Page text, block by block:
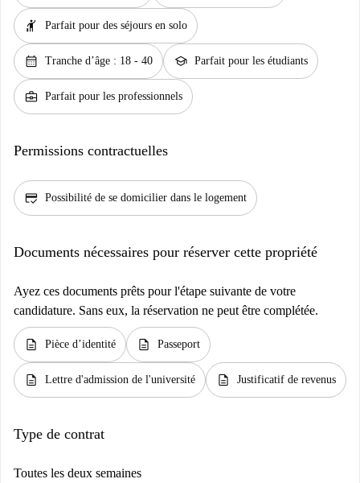
hail Parfait pour des séjours en solo
calendar_month Tranche d’âge : 18 - 40 school Parfait pour les étudiants
business_center Parfait pour les professionnels
Permissions contractuelles
credit_score Possibilité de se domicilier dans le logement
Documents nécessaires pour réserver cette propriété
Ayez ces documents prêts pour l'étape suivante de votre
candidature. Sans eux, la réservation ne peut être complétée.
description Pièce d’identité description Passeport
description Lettre d'admission de l'université description Justificatif de revenus
Type de contrat
Toutes les deux semaines